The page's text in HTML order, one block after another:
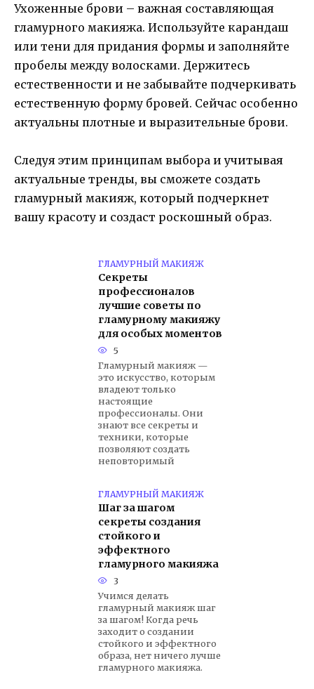
Ухоженные брови – важная составляющая
гламурного макияжа. Используйте карандаш
или тени для придания формы и заполняйте
пробелы между волосками. Держитесь
естественности и не забывайте подчеркивать
естественную форму бровей. Сейчас особенно
актуальны плотные и выразительные брови.
Следуя этим принципам выбора и учитывая
актуальные тренды, вы сможете создать
гламурный макияж, который подчеркнет
вашу красоту и создаст роскошный образ.
ГЛАМУРНЫЙ МАКИЯЖ
Секреты
профессионалов
лучшие советы по
гламурному макияжу
для особых моментов
5
Гламурный макияж —
это искусство, которым
владеют только
настоящие
профессионалы. Они
знают все секреты и
техники, которые
позволяют создать
неповторимый
ГЛАМУРНЫЙ МАКИЯЖ
Шаг за шагом
секреты создания
стойкого и
эффектного
гламурного макияжа
3
Учимся делать
гламурный макияж шаг
за шагом! Когда речь
заходит о создании
стойкого и эффектного
образа, нет ничего лучше
гламурного макияжа.